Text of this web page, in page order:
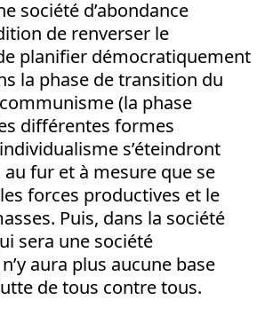
société d’abondance
de renverser le
planifier démocratiquement
la phase de transition du
(la phase
différentes formes
s’éteindront
fur et à mesure que se
forces productives et le
Puis, dans la société
sera une société
aura plus aucune base
de tous contre tous.